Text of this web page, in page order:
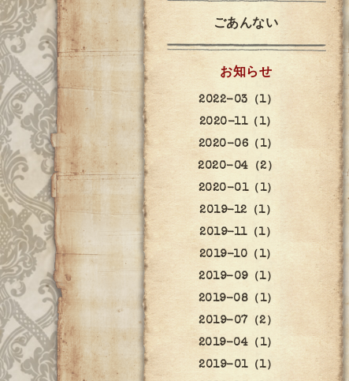
ごあんない
お知らせ
2022-03（1）
2020-11（1）
2020-06（1）
2020-04（2）
2020-01（1）
2019-12（1）
2019-11（1）
2019-10（1）
2019-09（1）
2019-08（1）
2019-07（2）
2019-04（1）
2019-01（1）